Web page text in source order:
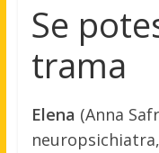
Se
trama
Elena (Anna